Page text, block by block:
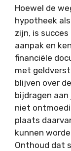
Hoewel de
hypotheek
zijn, is
aanpak en
financiële
met
blijven over
bijdragen
niet
plaats
kunnen
Onthoud dat